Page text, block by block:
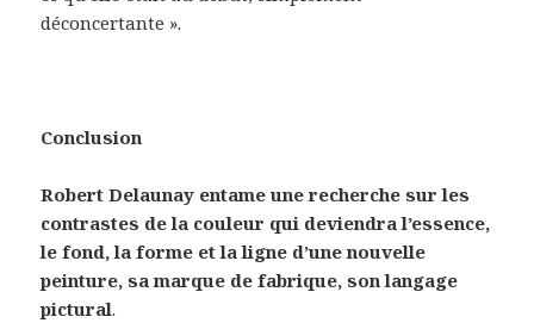
déconcertante ».
Conclusion
Robert Delaunay entame une recherche sur les
contrastes de la couleur qui deviendra l’essence,
le fond, la forme et la ligne d’une nouvelle
peinture, sa marque de fabrique, son langage
pictural.